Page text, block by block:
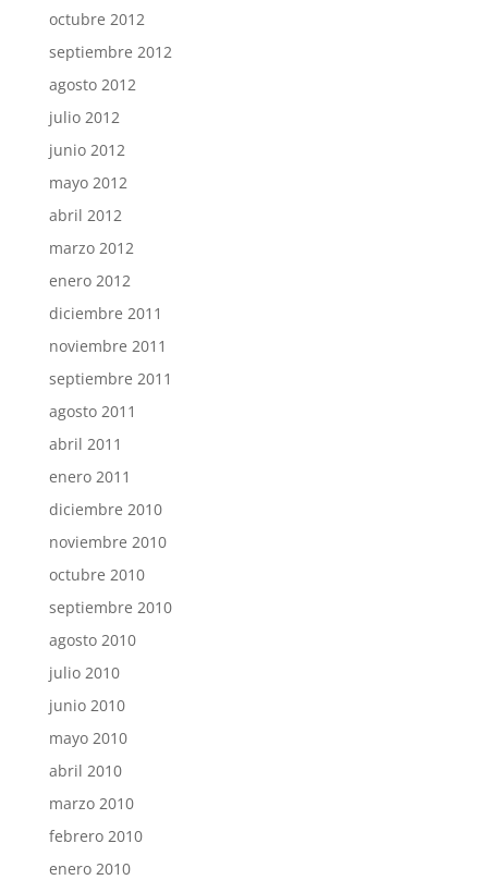
octubre 2012
septiembre 2012
agosto 2012
julio 2012
junio 2012
mayo 2012
abril 2012
marzo 2012
enero 2012
diciembre 2011
noviembre 2011
septiembre 2011
agosto 2011
abril 2011
enero 2011
diciembre 2010
noviembre 2010
octubre 2010
septiembre 2010
agosto 2010
julio 2010
junio 2010
mayo 2010
abril 2010
marzo 2010
febrero 2010
enero 2010